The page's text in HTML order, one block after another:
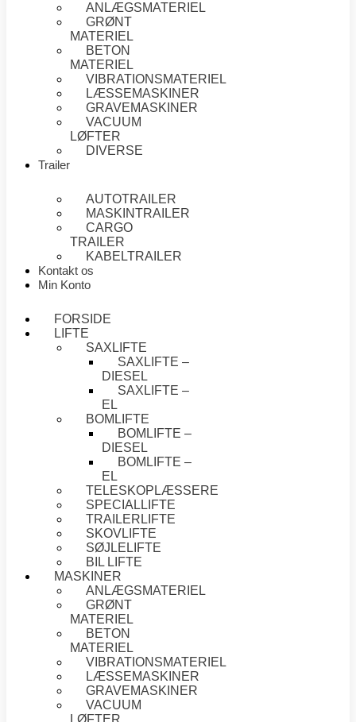
ANLÆGSMATERIEL
GRØNT
MATERIEL
BETON
MATERIEL
VIBRATIONSMATERIEL
LÆSSEMASKINER
GRAVEMASKINER
VACUUM
LØFTER
DIVERSE
Trailer
AUTOTRAILER
MASKINTRAILER
CARGO
TRAILER
KABELTRAILER
Kontakt os
Min Konto
FORSIDE
LIFTE
SAXLIFTE
SAXLIFTE –
DIESEL
SAXLIFTE –
EL
BOMLIFTE
BOMLIFTE –
DIESEL
BOMLIFTE –
EL
TELESKOPLÆSSERE
SPECIALLIFTE
TRAILERLIFTE
SKOVLIFTE
SØJLELIFTE
BIL LIFTE
MASKINER
ANLÆGSMATERIEL
GRØNT
MATERIEL
BETON
MATERIEL
VIBRATIONSMATERIEL
LÆSSEMASKINER
GRAVEMASKINER
VACUUM
LØFTER